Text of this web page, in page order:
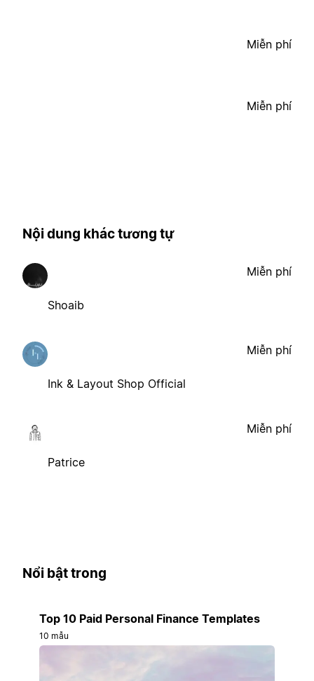
Miễn phí
Miễn phí
Nội dung khác tương tự
Shoaib
Miễn phí
Ink & Layout Shop Official
Miễn phí
Patrice
Miễn phí
Nổi bật trong
Top 10 Paid Personal Finance Templates
10 mẫu